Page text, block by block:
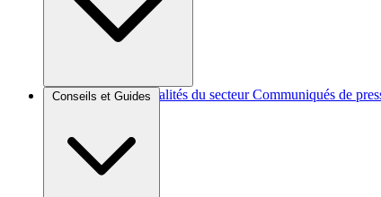
Brèves et actus Actualités du secteur Communiqués de
Conseils et Guides